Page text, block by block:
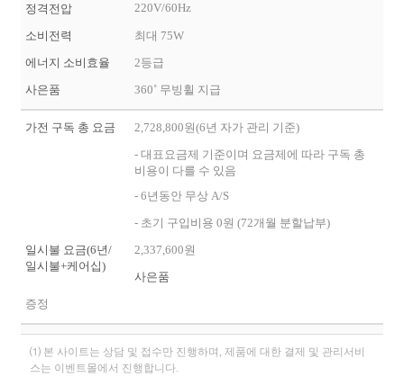
정격전압
220V/60Hz
소비전력
최대 75W
에너지 소비효율
2등급
사은품
360˚ 무빙휠 지급
가전 구독 총 요금
2,728,800원(6년 자가 관리 기준)
- 대표요금제 기준이며 요금제에 따라 구독 총
비용이 다를 수 있음
- 6년동안 무상 A/S
- 초기 구입비용 0원 (72개월 분할납부)
일시불 요금(6년/
일시불+케어십)
2,337,600원
사은품
증정
⑴ 본 사이트는 상담 및 접수만 진행하며, 제품에 대한 결제 및 관리서비
스는 이벤트몰에서 진행합니다.